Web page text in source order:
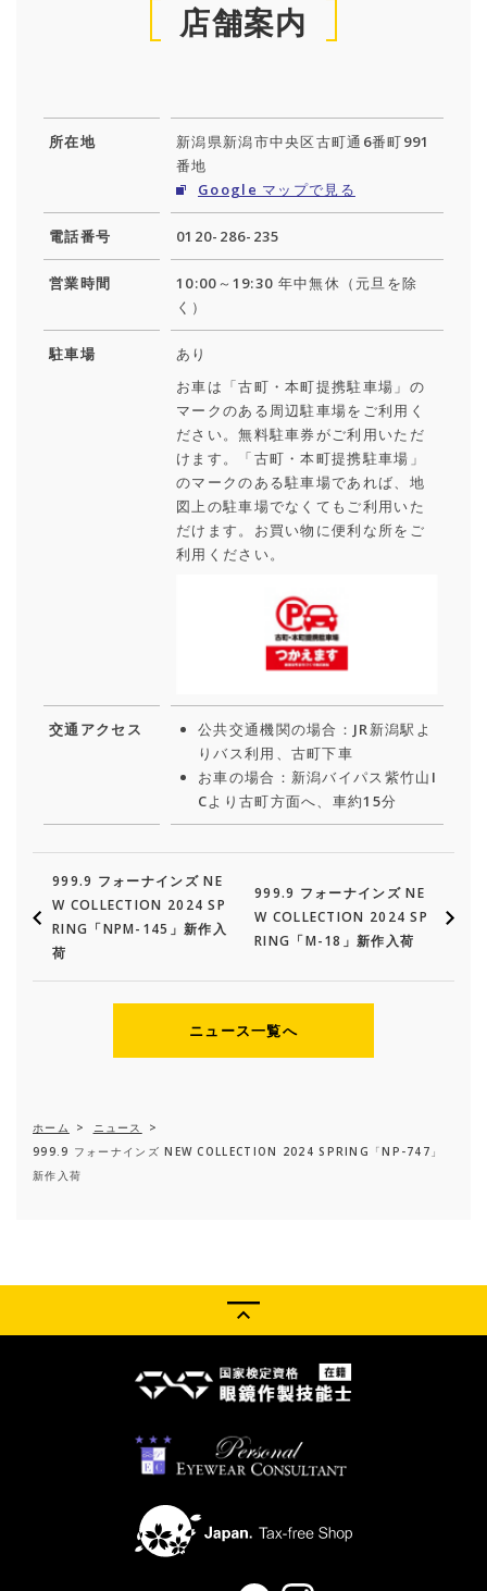
店舗案内
所在地
新潟県新潟市中央区古町通6番町991
番地
Google マップで見る
電話番号 0120-286-235
営業時間
10:00～19:30 年中無休（元旦を除
く）
駐車場
あり
お車は「古町・本町提携駐車場」の
マークのある周辺駐車場をご利用く
ださい。無料駐車券がご利用いただ
けます。「古町・本町提携駐車場」
のマークのある駐車場であれば、地
図上の駐車場でなくてもご利用いた
だけます。お買い物に便利な所をご
利用ください。
交通アクセス
公共交通機関の場合：JR新潟駅よ
りバス利用、古町下車
お車の場合：新潟バイパス紫竹山I
Cより古町方面へ、車約15分
999.9 フォーナインズ NE
W COLLECTION 2024 SP
RING「NPM-145」新作入
荷
999.9 フォーナインズ NE
W COLLECTION 2024 SP
RING「M-18」新作入荷
ニュース一覧へ
ホーム > ニュース
>
999.9 フォーナインズ NEW COLLECTION 2024 SPRING「NP-747」
新作入荷